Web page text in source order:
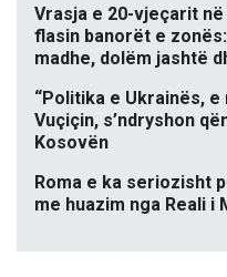
Vrasja e 20-vjeçarit
flasin banorët e
madhe, dolëm jashtë
“Politika e Ukrainës,
Vuçiçin, s’ndryshon
Kosovën
Roma e ka seriozisht
me huazim nga Reali i